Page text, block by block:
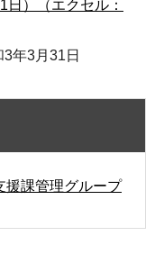
）（エクセル：
年3月31日
援課管理グループ